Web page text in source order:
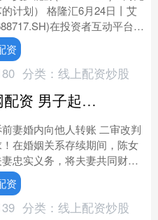
计划） 格隆汇6月24日丨艾
在投资者互动平台表
用外购电芯和自主研发....
资
分类： 线上配资炒股
金盛网配资 男子起诉前妻婚内向他人转账 二审改判驳回请求
妻婚内向他人转账 二审改判
在婚姻关系存续期间，陈女
忠实义务，将夫妻共同财产
洪先生。离婚两年后，彭先
诉，请求确认....
资
分类： 线上配资炒股